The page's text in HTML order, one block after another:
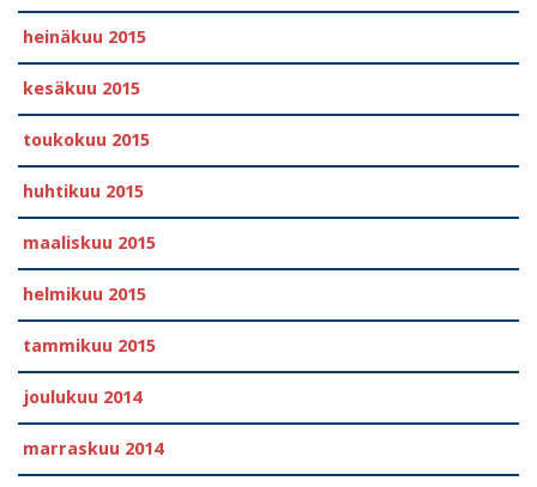
heinäkuu 2015
kesäkuu 2015
toukokuu 2015
huhtikuu 2015
maaliskuu 2015
helmikuu 2015
tammikuu 2015
joulukuu 2014
marraskuu 2014